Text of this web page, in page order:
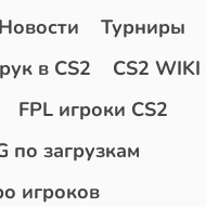
Новости
Турниры
в CS2
CS2 WIKI
FPL игроки CS2
по загрузкам
игроков